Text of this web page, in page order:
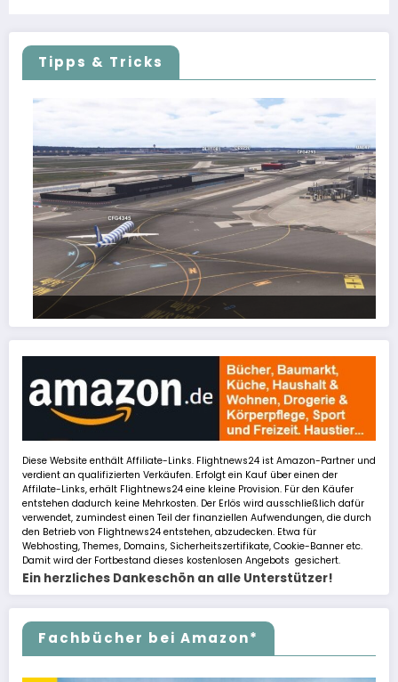
Tipps & Tricks
FSLTL Traffic: Tipps und Tricks, damit es klappt!
Diese Website enthält Affiliate-Links. Flightnews24 ist Amazon-Partner und
verdient an qualifizierten Verkäufen. Erfolgt ein Kauf über einen der
Affilate-Links, erhält Flightnews24 eine kleine Provision. Für den Käufer
entstehen dadurch keine Mehrkosten. Der Erlös wird ausschließlich dafür
verwendet, zumindest einen Teil der finanziellen Aufwendungen, die durch
den Betrieb von Flightnews24 entstehen, abzudecken. Etwa für
Webhosting, Themes, Domains, Sicherheitszertifikate, Cookie-Banner etc.
Damit wird der Fortbestand dieses kostenlosen Angebots gesichert.
Ein herzliches Dankeschön an alle Unterstützer!
Fachbücher bei Amazon*